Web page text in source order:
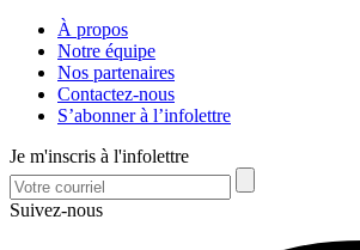
À propos
Notre équipe
Nos partenaires
Contactez-nous
S’abonner à l’infolettre
Je m'inscris à l'infolettre
Suivez-nous